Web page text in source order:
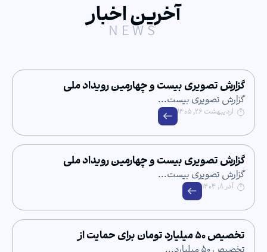
آخرین اخبار
بیست و چهارمین رویداد ملی
بیست...
بیست و چهارمین رویداد ملی
بیست...
تخصیص ۵۰ میلیارد تومان برای حمایت از